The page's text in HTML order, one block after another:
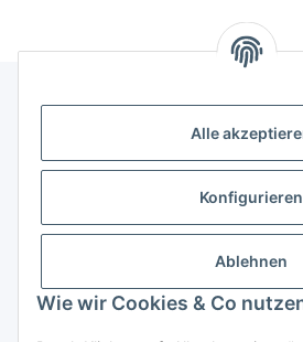
Alle
Konfigurieren
Ablehnen
Wie wir Cookies & Co
Gesetzliche Informationen